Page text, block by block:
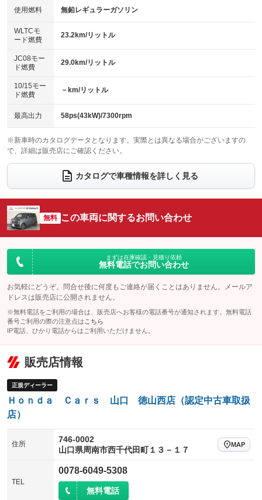
100V電源
：装備なし
センターデフロック
：装備なし
電動格納ミラー
：装備あり
バックカメラ
エアロ
：装備なし
ローダウン
：装備なし
ベンチシート
：装備あり
チップアップシート
：装備なし
電動格納サードシート
：装備なし シートヒーター
：装備あり
ウォークスルー
電動リアゲート フロントカメラ
：装備なし
シートエアコン
：装備なし 全周囲カメラ
：装備なし
サイドカメラ
：装備なし ルーフレール
：装備なし
エアサスペンション ヘッドライトウォッシャー
使用燃料 無鉛レギュラーガソリン
WLTCモ
ード燃費
23.2km/リットル
JC08モー
ド燃費
29.0km/リットル
10/15モー
ド燃費
－km/リットル
最高出力 58ps(43kW)/7300rpm
※新車時のカタログデータとなります。実際とは異なる場合がございますの
で、詳細は販売店にご確認ください。
カタログで車種情報を詳しく見る
無料 この車両に関するお問い合わせ
まずは在庫確認・見積り依頼
無料電話でお問い合わせ
お気軽にどうぞ。問合せ後に何度もご連絡が届くことはありません。メールア
ドレスは販売店に公開されません。
※無料電話をご利用の場合は、販売店へお客様の電話番号が通知されます。無料電話
番号ご利用の際の注意点は こちら
IP電話、ひかり電話からはご利用いただけません。
販売店情報
正規ディーラー
Ｈｏｎｄａ Ｃａｒｓ 山口 徳山西店（認定中古車取扱
店）
住所
746-0002
山口県周南市西千代田町１３－１７
MAP
TEL
0078-6049-5308
無料電話